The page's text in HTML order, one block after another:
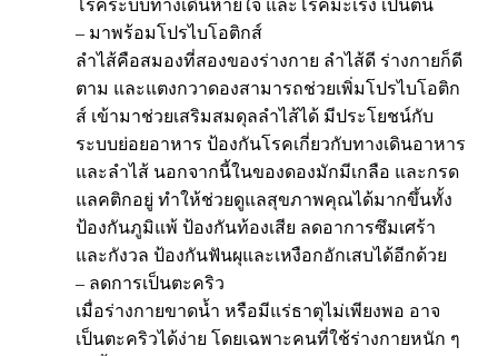
โรคระบบทางเดินหายใจ และโรคมะเร็ง เป็นต้น
– มาพร้อมโปรไบโอติกส์
ลำไส้คือสมองที่สองของร่างกาย ลำไส้ดี ร่างกายก็ดี
ตาม และแตงกวาดองสามารถช่วยเพิ่มโปรไบโอติก
ส์ เข้ามาช่วยเสริมสมดุลลำไส้ได้ มีประโยชน์กับ
ระบบย่อยอาหาร ป้องกันโรคเกี่ยวกับทางเดินอาหาร
และลำไส้ นอกจากนี้ในของดองมักมีเกลือ และกรด
แลคติกอยู่ ทำให้ช่วยดูแลสุขภาพคุณได้มากขึ้นทั้ง
ป้องกันภูมิแพ้ ป้องกันท้องเสีย ลดอาการซึมเศร้า
และกังวล ป้องกันฟันผุและเหงือกอักเสบได้อีกด้วย
– ลดการเป็นตะคริว
เมื่อร่างกายขาดน้ำ หรือมีแร่ธาตุไม่เพียงพอ อาจ
เป็นตะคริวได้ง่าย โดยเฉพาะคนที่ใช้ร่างกายหนัก ๆ